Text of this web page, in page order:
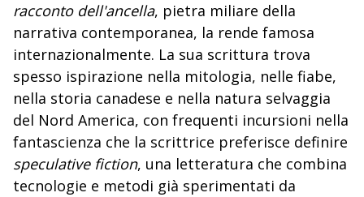
racconto dell'ancella, pietra miliare della
narrativa contemporanea, la rende famosa
internazionalmente. La sua scrittura trova
spesso ispirazione nella mitologia, nelle fiabe,
nella storia canadese e nella natura selvaggia
del Nord America, con frequenti incursioni nella
fantascienza che la scrittrice preferisce definire
speculative fiction, una letteratura che combina
tecnologie e metodi già sperimentati da